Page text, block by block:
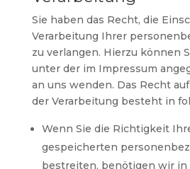
Sie haben das Recht, die
Verarbeitung Ihrer
zu verlangen. Hierzu können
unter der im Impressum
an uns wenden. Das Recht
der Verarbeitung besteht in
Wenn Sie die Richtigkeit
gespeicherten
bestreiten, benötigen wir in